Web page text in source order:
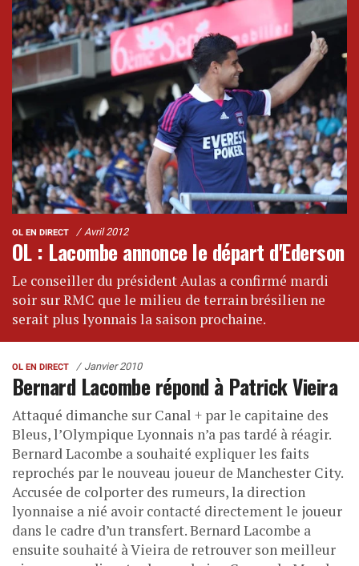
OL EN DIRECT Avril 2012
OL : Lacombe annonce le départ d'Ederson
Le conseiller du président Aulas a confirmé mardi
soir sur RMC que le milieu de terrain brésilien ne
serait plus lyonnais la saison prochaine.
OL EN DIRECT Janvier 2010
Bernard Lacombe répond à Patrick Vieira
Attaqué dimanche sur Canal + par le capitaine des
Bleus, l’Olympique Lyonnais n’a pas tardé à réagir.
Bernard Lacombe a souhaité expliquer les faits
reprochés par le nouveau joueur de Manchester City.
Accusée de colporter des rumeurs, la direction
lyonnaise a nié avoir contacté directement le joueur
dans le cadre d’un transfert. Bernard Lacombe a
ensuite souhaité à Vieira de retrouver son meilleur